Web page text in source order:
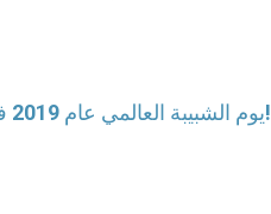
يوم الشبيبة العالمي عام 2019 في بنما والبابا يحثّ الشبيبة على الشهادة ليسوع!